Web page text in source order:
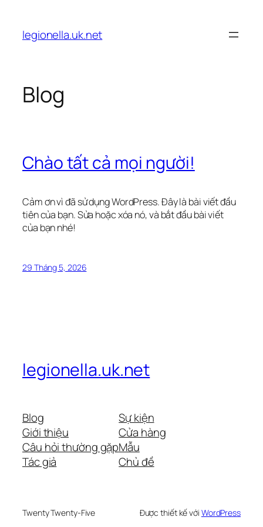
phầnlegionella.uk.net
Blog
Chào tất cả mọi người!
Cảm ơn vì đã sử dụng WordPress. Đây là bài viết đầu
tiên của bạn. Sửa hoặc xóa nó, và bắt đầu bài viết
của bạn nhé!
29 Tháng 5, 2026
legionella.uk.net
Blog
Giới thiệu
Câu hỏi thường gặp
Tác giả
Sự kiện
Cửa hàng
Mẫu
Chủ đề
Twenty Twenty-Five Được thiết kế với WordPress